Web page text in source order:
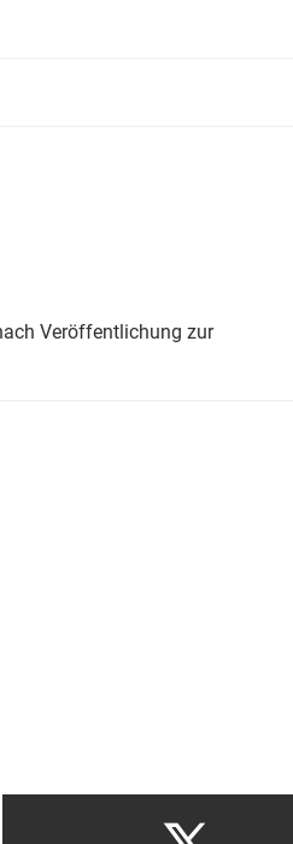
Veröffentlichung zur